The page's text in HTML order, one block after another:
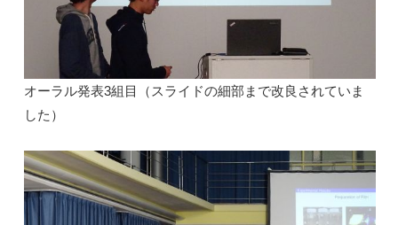
オーラル発表3組目（スライドの細部まで改良されていま
した）